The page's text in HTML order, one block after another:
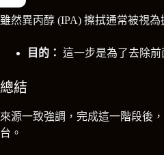
雖然異丙醇 (IPA) 擦拭通常被視
目的： 這一步是為了去除
總結
來源一致強調，完成這一階段後
台。